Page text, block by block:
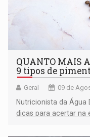
QUANTO MAIS
9 tipos de
Geral 09 de
Nutricionista da Água
dicas para acertar na